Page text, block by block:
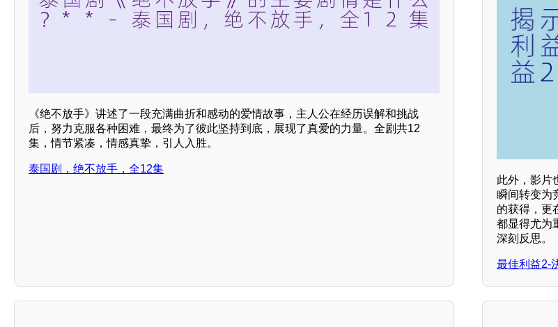
《绝不放手》讲述了一段充满曲折和感动的爱情故事，主人公在经历误解和挑战
后，努力克服各种困难，最终为了彼此坚持到底，展现了真爱的力量。全剧共12
集，情节紧凑，情感真挚，引人入胜。
泰国剧，绝不放手，全12集
此外，影片
瞬间转变为
的获得，更
都显得尤为
深刻反思。
最佳利益2-